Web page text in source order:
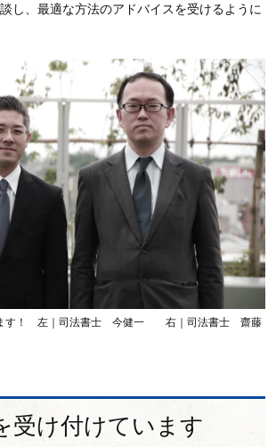
し、最適な方法のアドバイスを受けるように
ます！ 左｜司法書士 今健一 右｜司法書士 齋藤
受け付けています